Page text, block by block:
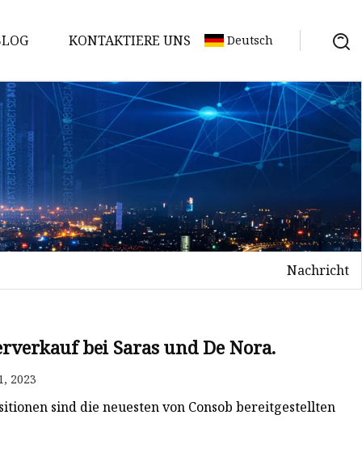
KONTAKTIERE UNS Deutsch
Nachricht
bei Saras und De Nora.
2023
sind die neuesten von Consob bereitgestellten